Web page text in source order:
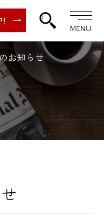
MENU
お知らせ